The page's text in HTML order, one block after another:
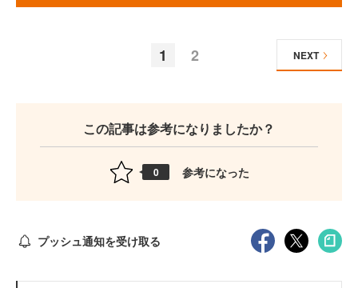
1 2 NEXT
この記事は参考になりましたか？
0 参考になった
プッシュ通知を受け取る